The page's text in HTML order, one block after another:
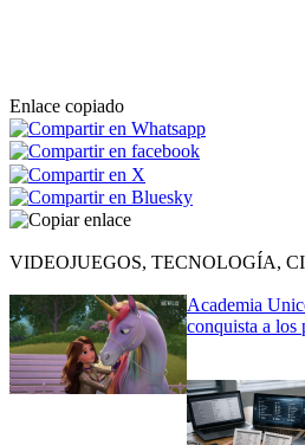
Enlace copiado
VIDEOJUEGOS, TECNOLOGÍA,
Academia
conquista a los